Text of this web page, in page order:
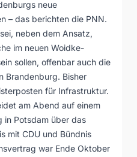
neue
– das berichten die PNN.
neben dem Ansatz,
im neuen Woidke-
sollen, offenbar auch die
Brandenburg. Bisher
für Infrastruktur.
am Abend auf einem
in Potsdam über das
mit CDU und Bündnis
war Ende Oktober